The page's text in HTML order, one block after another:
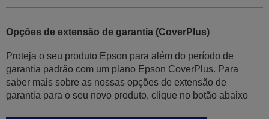
Opções de extensão de garantia (CoverPlus)
Proteja o seu produto Epson para além do período de
garantia padrão com um plano Epson CoverPlus. Para
saber mais sobre as nossas opções de extensão de
garantia para o seu novo produto, clique no botão abaixo